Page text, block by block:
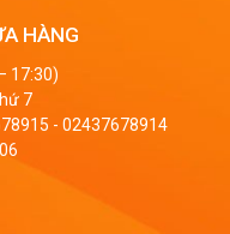
HÀNG
17:30)
7
- 02437678914